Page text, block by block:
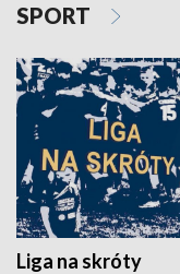
SPORT
Liga na skróty